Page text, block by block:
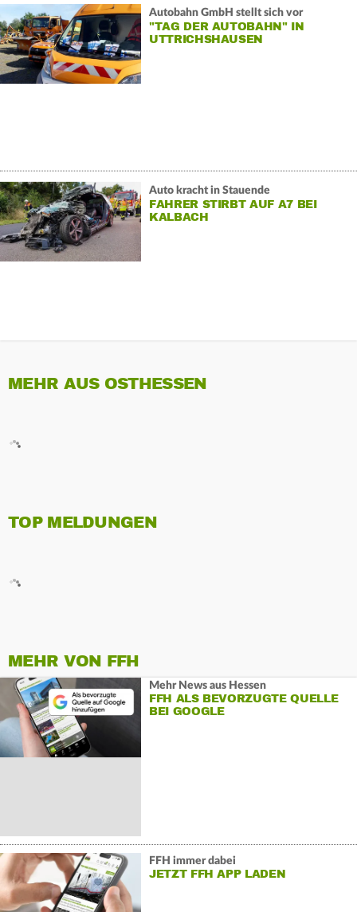
Autobahn GmbH stellt sich vor
"TAG DER AUTOBAHN" IN
UTTRICHSHAUSEN
Auto kracht in Stauende
FAHRER STIRBT AUF A7 BEI
KALBACH
MEHR AUS OSTHESSEN
TOP MELDUNGEN
MEHR VON FFH
Mehr News aus Hessen
FFH ALS BEVORZUGTE QUELLE
BEI GOOGLE
FFH immer dabei
JETZT FFH APP LADEN